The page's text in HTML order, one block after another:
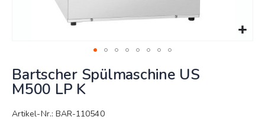
zum
Anfang
der
Bildergalerie
Bartscher Spülmaschine US
M500 LP K
Artikel-Nr.: BAR-110540